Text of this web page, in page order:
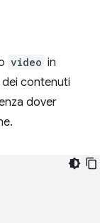
video in
contenuti
dover